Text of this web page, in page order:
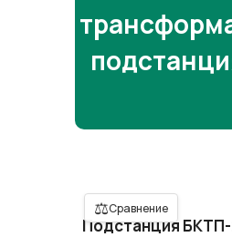
⚖Сравнение
Подстанция